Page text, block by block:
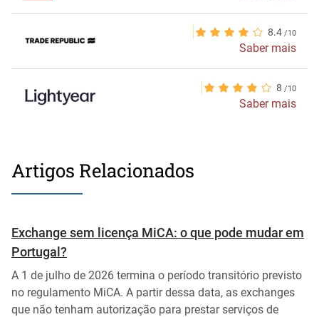
8.4
Saber mais
8
Saber mais
Artigos Relacionados
Exchange sem licença MiCA: o que pode mudar em
Portugal?
A 1 de julho de 2026 termina o período transitório previsto
no regulamento MiCA. A partir dessa data, as exchanges
que não tenham autorização para prestar serviços de